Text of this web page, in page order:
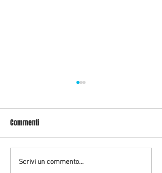
CONDOMINIO: LANCIARE ACQUA
Commenti
Scrivi un commento...